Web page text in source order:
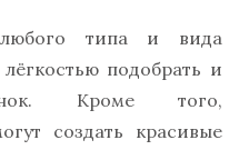
типа и вида
подобрать и
Кроме того,
создать красивые